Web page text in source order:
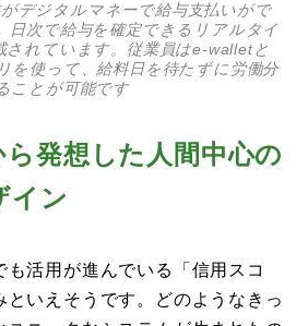
デジタルマネーで給与支払いがで
日次で給与を確定できるリアルタイ
されています。従業員はe-walletと
を使って、給料日を待たずに労働分
ことが可能です
発想した人間中心の
イン
活用が進んでいる「信用スコ
といえそうです。どのようなきっ